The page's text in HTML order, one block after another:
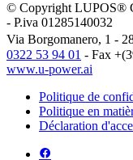
© Copyright LUPOS®
- P.iva 01285140032
Via Borgomanero, 1 -
0322 53 94 01 - Fax
www.u‑power.ai
Politique de
Politique en
Déclaration